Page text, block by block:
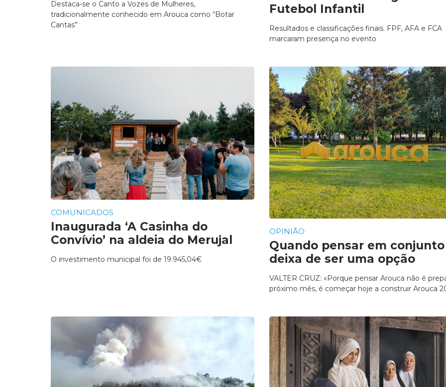
Destaca-se o Canto a Vozes de Mulheres,
tradicionalmente conhecido em Arouca como “Botar
Cantas”
Futebol Infantil
Resultados e classificações finais. FPF, AFA e FCA
marcaram presença no evento
COMUNICADOS
Inaugurada ‘A Casinha do
Convívio’ na aldeia do Merujal
O investimento municipal foi de 19.945,04€
OPINIÃO
Quando pensar em conjunto
deixa de ser uma opção
VALTER CRUZ: «Porque pensar Arouca não é
próximo mês, é começar hoje a construir Arouca